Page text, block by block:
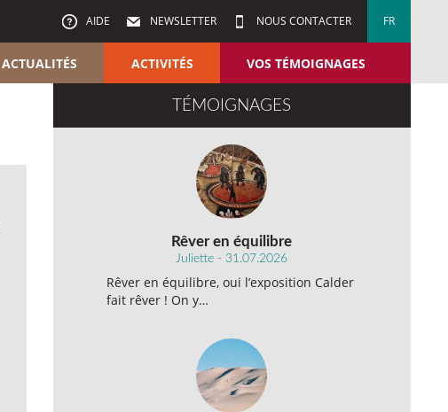
AIDE NEWSLETTER NOUS CONTACTER FR
ACTUALITÉS ACTIVITÉS VOS TÉMOIGNAGES
TÉMOIGNAGES
Rêver en équilibre
Juliette - 31.07.2026
Rêver en équilibre, oui l’exposition Calder
fait rêver ! On y…